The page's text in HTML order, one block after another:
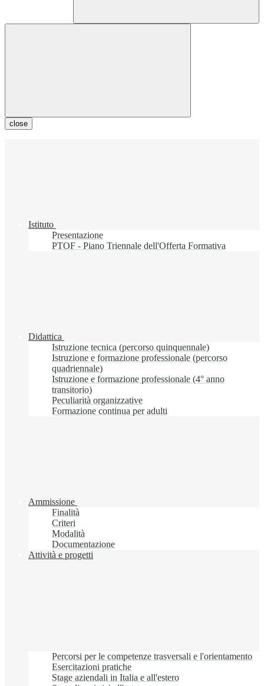
close
Istituto
Presentazione
PTOF - Piano Triennale dell'Offerta Formativa
Didattica
Istruzione tecnica (percorso quinquennale)
Istruzione e formazione professionale (percorso
quadriennale)
Istruzione e formazione professionale (4° anno
transitorio)
Peculiarità organizzative
Formazione continua per adulti
Ammissione
Finalità
Criteri
Modalità
Documentazione
Attività e progetti
Percorsi per le competenze trasversali e l'orientamento
Esercitazioni pratiche
Stage aziendali in Italia e all'estero